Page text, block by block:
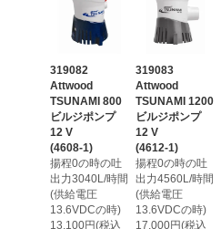
319082
Attwood
TSUNAMI 800
ビルジポンプ
12 V
(4608-1)
揚程0の時の吐
出力3040L/時間
(供給電圧
13.6VDCの時)
13,100円(税込
319083
Attwood
TSUNAMI 1200
ビルジポンプ
12 V
(4612-1)
揚程0の時の吐
出力4560L/時間
(供給電圧
13.6VDCの時)
17,000円(税込